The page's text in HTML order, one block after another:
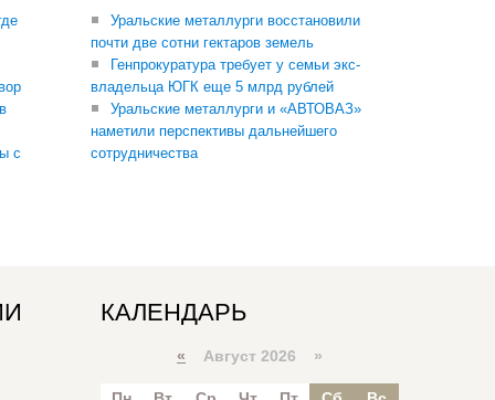
с
Уральские металлурги восстановили
почти две сотни гектаров земель
Генпрокуратура требует у семьи экс-
владельца ЮГК еще 5 млрд рублей
Уральские металлурги и «АВТОВАЗ»
наметили перспективы дальнейшего
сотрудничества
КАЛЕНДАРЬ
« Август 2026 »